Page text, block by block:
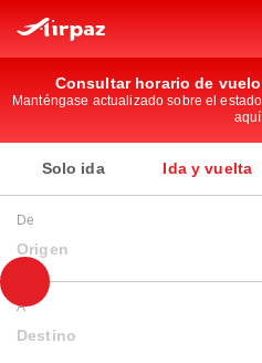
Consultar horario de
Manténgase actualizado sobre el
aquí
Solo ida Ida y vuelta
De
Origen
A
Destino